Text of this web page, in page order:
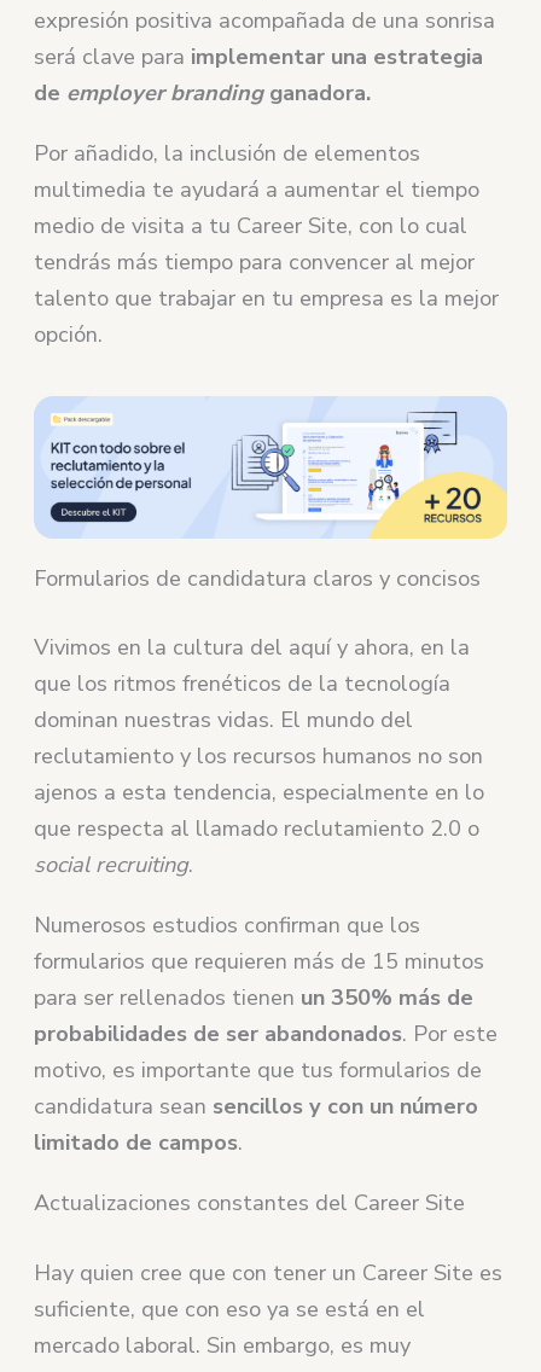
expresión positiva acompañada de una sonrisa
será clave para implementar una estrategia
de employer brandingganadora.
Por añadido, la inclusión de elementos
multimedia te ayudará a aumentar el tiempo
medio de visita a tu Career Site, con lo cual
tendrás más tiempo para convencer al mejor
talento que trabajar en tu empresa es la mejor
opción.
Formularios de candidatura claros y concisos
Vivimos en la cultura del aquí y ahora, en la
que los ritmos frenéticos de la tecnología
dominan nuestras vidas. El mundo del
reclutamiento y los recursos humanos no son
ajenos a esta tendencia, especialmente en lo
que respecta al llamado reclutamiento 2.0 o
social recruiting.
Numerosos estudios confirman que los
formularios que requieren más de 15 minutos
para ser rellenados tienen un 350% más de
probabilidades de ser abandonados. Por este
motivo, es importante que tus formularios de
candidatura sean sencillos y con un número
limitado de campos.
Actualizaciones constantes del Career Site
Hay quien cree que con tener un Career Site es
suficiente, que con eso ya se está en el
mercado laboral. Sin embargo, es muy